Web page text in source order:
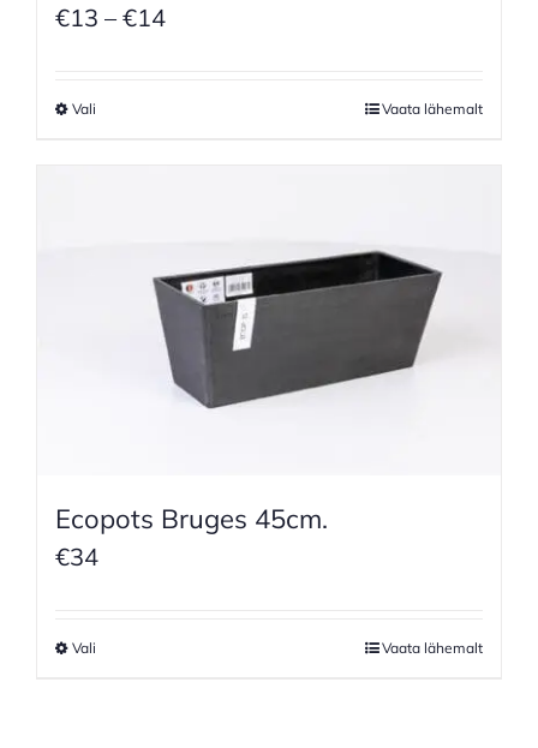
€13 – €14Price
Vali Vaata lähemalt
Ecopots Bruges 45cm.
€34
Vali Vaata lähemalt